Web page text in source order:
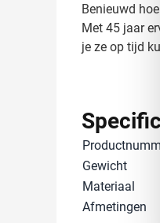
Benieuwd
Met 45 jaar
je ze op tijd
Gewicht
Materiaal
Afmetingen